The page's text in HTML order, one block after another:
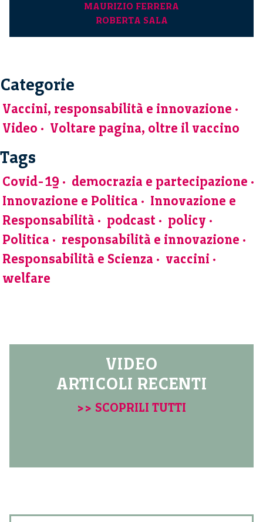
MAURIZIO FERRERA
ROBERTA SALA
Categorie
Vaccini, responsabilità e innovazione
Video
Voltare pagina, oltre il vaccino
Tags
Covid-19
democrazia e partecipazione
Innovazione e Politica
Innovazione e
Responsabilità
podcast
policy
Politica
responsabilità e innovazione
Responsabilità e Scienza
vaccini
welfare
VIDEO
ARTICOLI RECENTI
>> SCOPRILI TUTTI